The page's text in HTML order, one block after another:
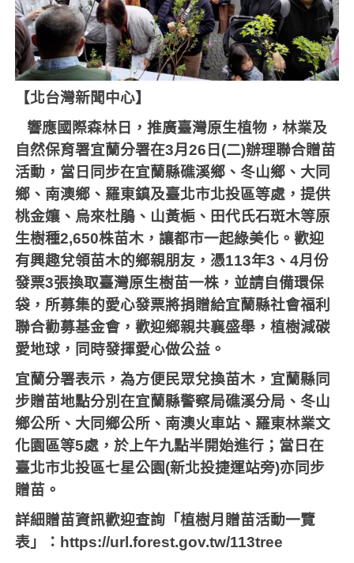
【北台灣新聞中心】
響應國際森林日，推廣臺灣原生植物，林業及
自然保育署宜蘭分署在3月26 日 (二)辦理聯合贈苗
活動，當日同步在宜蘭縣礁溪鄉、冬山鄉、大同
鄉、南澳鄉、羅東鎮及臺北市北投區等處，提供
桃金孃、烏來杜鵑、山黃梔、田代氏石斑木等原
生樹種2,650株苗木，讓都市一起綠美化。歡迎
有興趣兌領苗木的鄉親朋友，憑113年3 、4月份
發票3張換取臺灣原生樹苗一株，並請自備環保
袋，所募集的愛心發票將捐贈給宜蘭縣社會福利
聯合勸募基金會，歡迎鄉親共襄盛舉，植樹減碳
愛地球，同時發揮愛心做公益。
宜蘭分署表示，為方便民眾兌換苗木，宜蘭縣同
步贈苗地點分別在宜蘭縣警察局礁溪分局、冬山
鄉公所、大同鄉公所、南澳火車站、羅東林業文
化園區等5處，於上午九點半開始進行；當日在
臺北市北投區七星公園(新北投捷運站旁)亦同步
贈苗。
詳細贈苗資訊歡迎查詢「植樹月贈苗活動一覽
表」： https://url.forest.gov.tw/113tree